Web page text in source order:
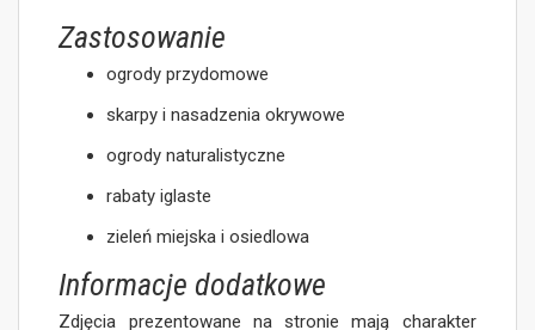
Zastosowanie
ogrody przydomowe
skarpy i nasadzenia okrywowe
ogrody naturalistyczne
rabaty iglaste
zieleń miejska i osiedlowa
Informacje dodatkowe
Zdjęcia prezentowane na stronie mają charakter